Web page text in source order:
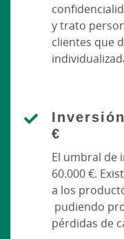
y trato
clientes que
€
El umbral de
60.000 €.
a los
pudiendo
pérdidas de